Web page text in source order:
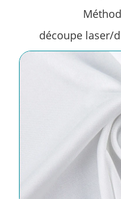
découpe laser/